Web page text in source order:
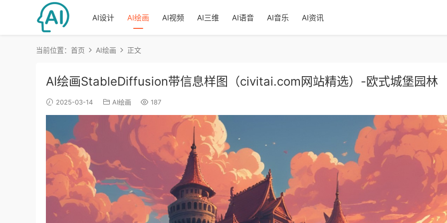
AI设计 AI绘画 AI视频 AI三维 AI语音 AI音乐 AI资讯
当前位置： 首页 AI绘画 正文
AI绘画StableDiffusion带信息样图（civitai.com网站精选）-欧式城堡园林
2025-03-14 AI绘画 187